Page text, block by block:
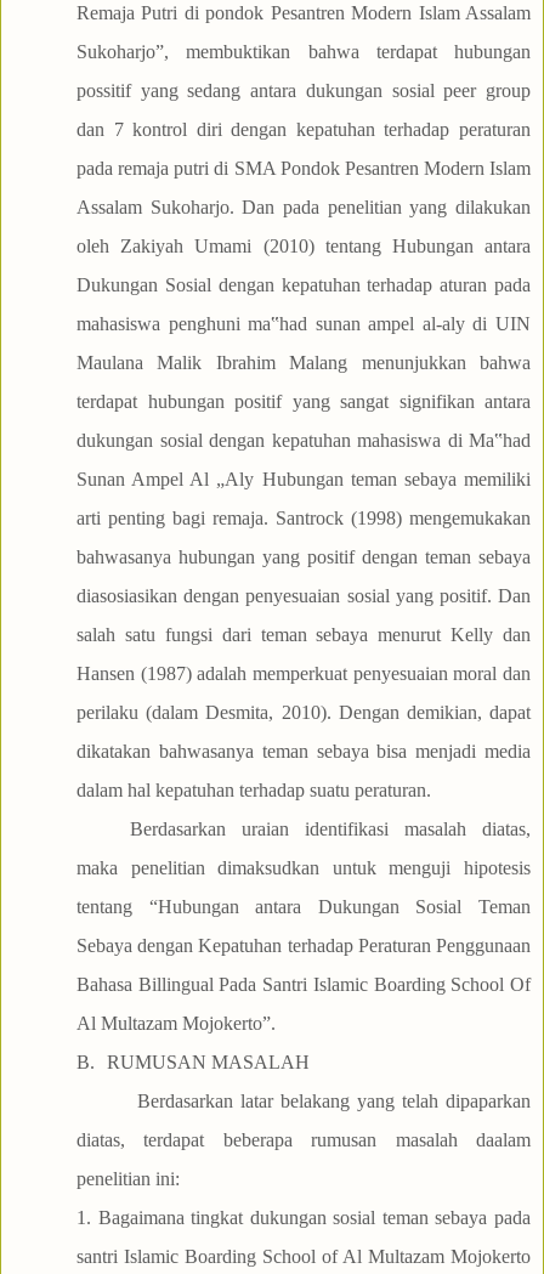
Remaja Putri di pondok Pesantren Modern Islam Assalam
Sukoharjo”, membuktikan bahwa terdapat hubungan
possitif yang sedang antara dukungan sosial peer group
dan 7 kontrol diri dengan kepatuhan terhadap peraturan
pada remaja putri di SMA Pondok Pesantren Modern Islam
Assalam Sukoharjo. Dan pada penelitian yang dilakukan
oleh Zakiyah Umami (2010) tentang Hubungan antara
Dukungan Sosial dengan kepatuhan terhadap aturan pada
mahasiswa penghuni ma‟had sunan ampel al-aly di UIN
Maulana Malik Ibrahim Malang menunjukkan bahwa
terdapat hubungan positif yang sangat signifikan antara
dukungan sosial dengan kepatuhan mahasiswa di Ma‟had
Sunan Ampel Al „Aly Hubungan teman sebaya memiliki
arti penting bagi remaja. Santrock (1998) mengemukakan
bahwasanya hubungan yang positif dengan teman sebaya
diasosiasikan dengan penyesuaian sosial yang positif. Dan
salah satu fungsi dari teman sebaya menurut Kelly dan
Hansen (1987) adalah memperkuat penyesuaian moral dan
perilaku (dalam Desmita, 2010). Dengan demikian, dapat
dikatakan bahwasanya teman sebaya bisa menjadi media
dalam hal kepatuhan terhadap suatu peraturan.
Berdasarkan uraian identifikasi masalah diatas,
maka penelitian dimaksudkan untuk menguji hipotesis
tentang “Hubungan antara Dukungan Sosial Teman
Sebaya dengan Kepatuhan terhadap Peraturan Penggunaan
Bahasa Billingual Pada Santri Islamic Boarding School Of
Al Multazam Mojokerto”.
B.
RUMUSAN MASALAH
Berdasarkan latar belakang yang telah dipaparkan
diatas, terdapat beberapa rumusan masalah daalam
penelitian ini:
1. Bagaimana tingkat dukungan sosial teman sebaya pada
santri Islamic Boarding School of Al Multazam Mojokerto